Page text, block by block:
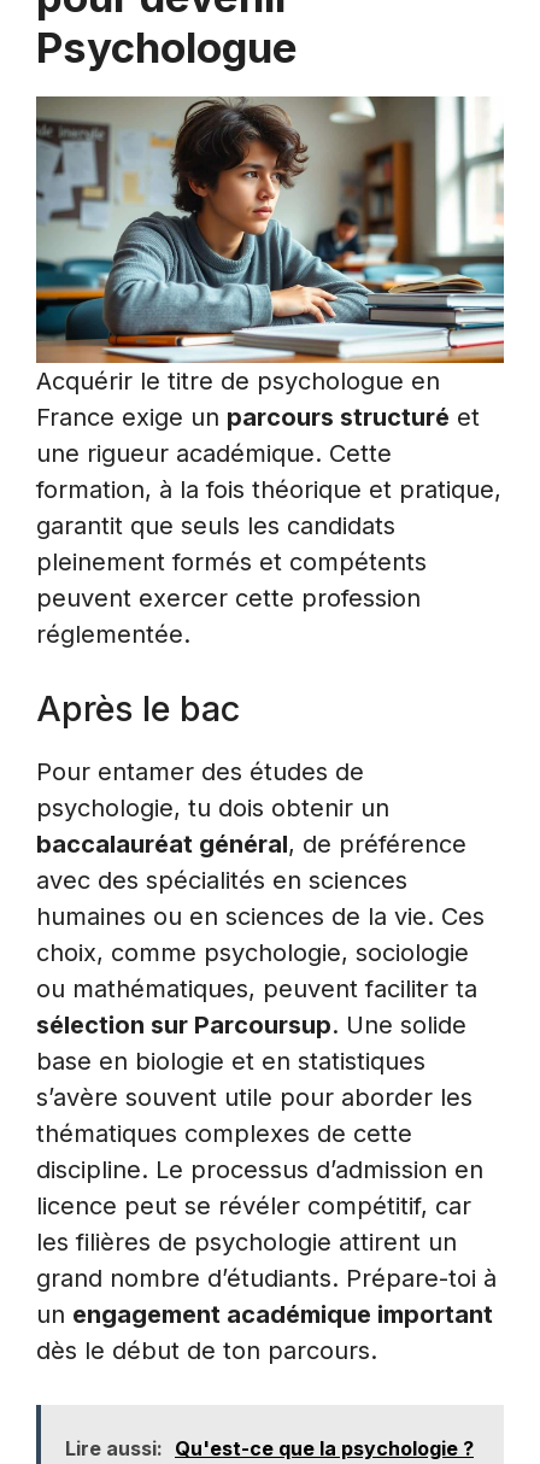
Psychologue
Acquérir le titre de psychologue en
France exige un parcours structuré et
une rigueur académique. Cette
formation, à la fois théorique et pratique,
garantit que seuls les candidats
pleinement formés et compétents
peuvent exercer cette profession
réglementée.
Après le bac
Pour entamer des études de
psychologie, tu dois obtenir un
baccalauréat général, de préférence
avec des spécialités en sciences
humaines ou en sciences de la vie. Ces
choix, comme psychologie, sociologie
ou mathématiques, peuvent faciliter ta
sélection sur Parcoursup. Une solide
base en biologie et en statistiques
s’avère souvent utile pour aborder les
thématiques complexes de cette
discipline. Le processus d’admission en
licence peut se révéler compétitif, car
les filières de psychologie attirent un
grand nombre d’étudiants. Prépare-toi à
un engagement académique important
dès le début de ton parcours.
Lire aussi: Qu'est-ce que la psychologie ?